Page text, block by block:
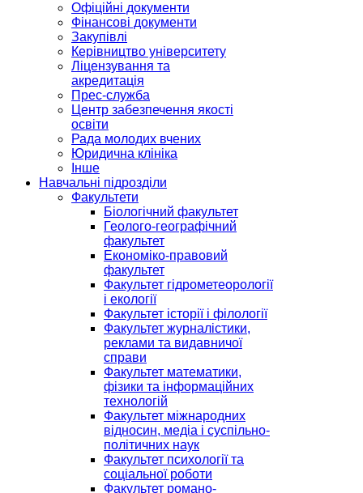
Офіційні документи
Фінансові документи
Закупівлі
Керівництво університету
Ліцензування та
акредитація
Прес-служба
Центр забезпечення якості
освіти
Рада молодих вчених
Юридична клініка
Інше
Навчальні підрозділи
Факультети
Біологічний факультет
Геолого-географічний
факультет
Економіко-правовий
факультет
Факультет гідрометеорології
і екології
Факультет історії і філології
Факультет журналістики,
реклами та видавничої
справи
Факультет математики,
фізики та інформаційних
технологій
Факультет міжнародних
відносин, медіа і суспільно-
політичних наук
Факультет психології та
соціальної роботи
Факультет романо-